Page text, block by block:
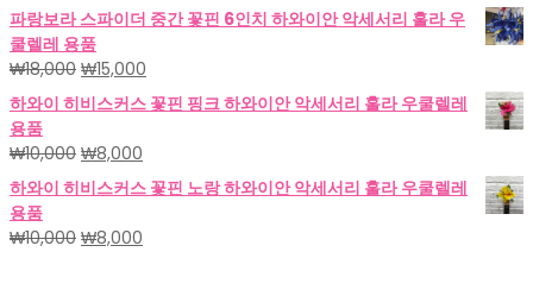
래
가
격:
₩18,000.
재
가
₩15,000.
파랑보라 스파이더 중간 꽃핀 6인치 하와이안 악세서리 훌라 우
쿨렐레 용품
₩18,000 원
래
가
격:
₩18,000.
₩15,000
재
가
하와이 히비스커스 꽃핀 핑크 하와이안 악세서리 훌라 우쿨렐레
용품
₩10,000 원
래
가
격:
₩10,000.
₩8,000
재
가
₩8,000.
하와이 히비스커스 꽃핀 노랑 하와이안 악세서리 훌라 우쿨렐레
용품
₩10,000 원
₩8,000